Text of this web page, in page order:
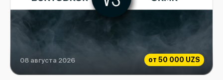
от 50 000 UZS
Bunyodkor vs OKMK
08 августа 2026